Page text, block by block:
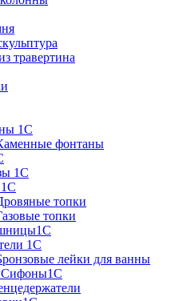
травертина
1C
фонтаны
1С
топки
топки
1С
лейки для ванны